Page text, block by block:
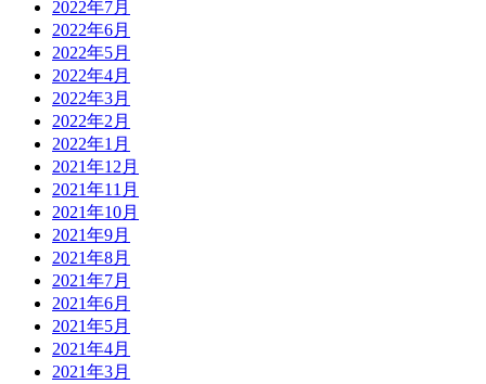
2022年7月
2022年6月
2022年5月
2022年4月
2022年3月
2022年2月
2022年1月
2021年12月
2021年11月
2021年10月
2021年9月
2021年8月
2021年7月
2021年6月
2021年5月
2021年4月
2021年3月